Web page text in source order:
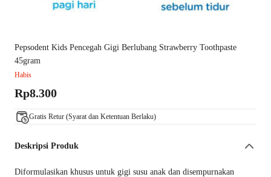
Pepsodent Kids Pencegah Gigi Berlubang Strawberry Toothpaste
45gram
Habis
Rp8.300
Gratis Retur (Syarat dan Ketentuan Berlaku)
Deskripsi Produk
Diformulasikan khusus untuk gigi susu anak dan disempurnakan